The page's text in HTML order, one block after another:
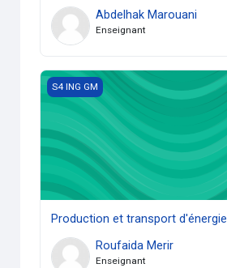
Abdelhak Marouani
Enseignant
Production et transport d'énergie
S4 ING GM
Production et transport d'énergie
Roufaida Merir
Enseignant